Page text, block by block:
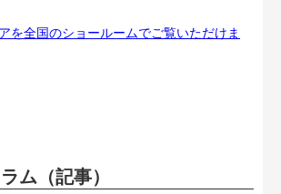
を全国のショールームでご覧いただけま
ム（記事）